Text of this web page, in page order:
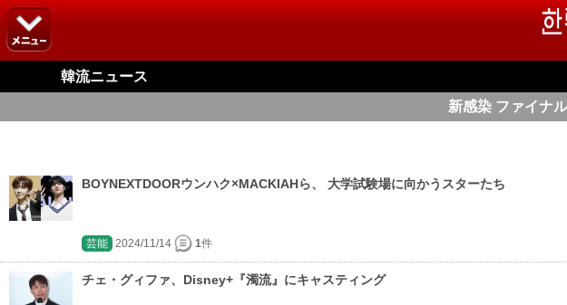
韓流ニュース
新感染 ファイナ
BOYNEXTDOORウンハク×MACKIAHら、 大学試験場に向かうスターたち
芸能 2024/11/14 1件
チェ・グィファ、Disney+『濁流』にキャスティング